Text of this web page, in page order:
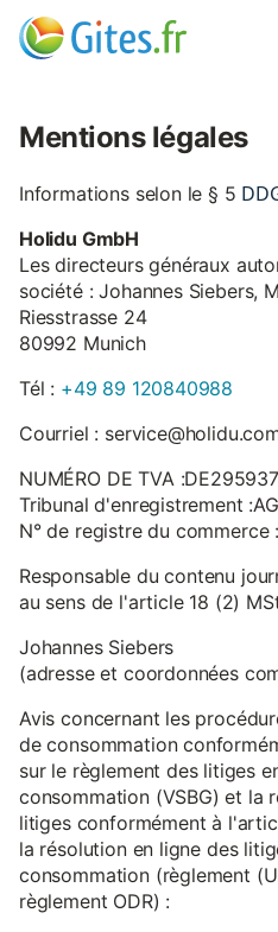
Mentions légales
Informations selon le § 5
Holidu GmbH
Les directeurs généraux
société : Johannes Siebers,
Riesstrasse 24
80992 Munich
Tél : +49 89 120840988
Courriel :
NUMÉRO DE TVA
Tribunal d'enregistrement
N° de registre du commerce
Responsable du contenu
au sens de l'article 18 (2)
Johannes Siebers
(adresse et coordonnées
Avis concernant les
de consommation
sur le règlement des litiges
consommation (VSBG) et la
litiges conformément à
la résolution en ligne des
consommation (règlement
règlement ODR) :